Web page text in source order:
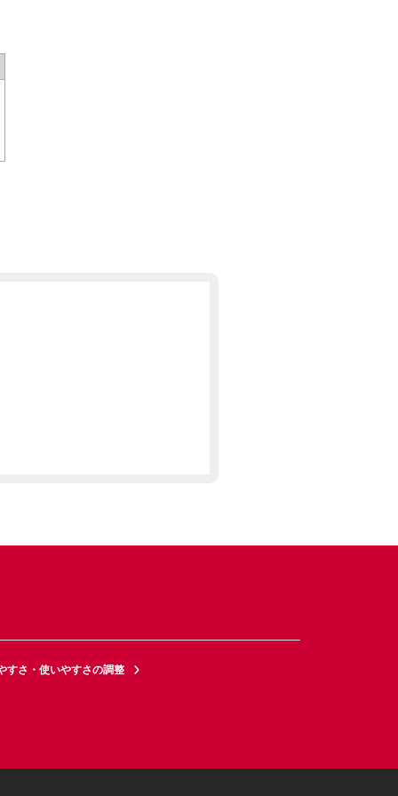
すさ・使いやすさの調整